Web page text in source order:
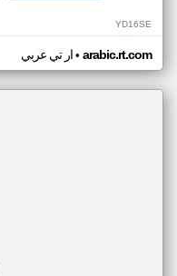
YD16SE
ار تي عربي• arabic.rt.com